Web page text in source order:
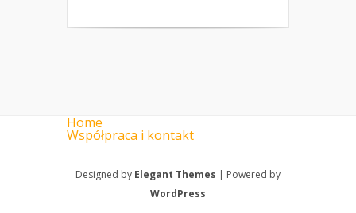
Home
Współpraca i kontakt
Designed by Elegant Themes | Powered by
WordPress